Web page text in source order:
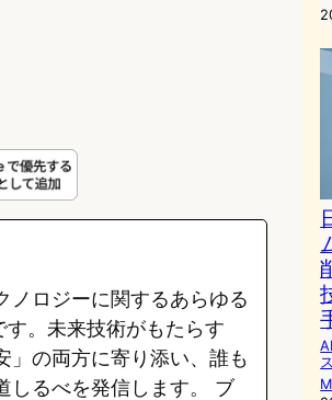
ノロジーに関するあらゆる
す。未来技術がもたらす
」の両方に寄り添い、誰も
しるべを発信します。 ブ